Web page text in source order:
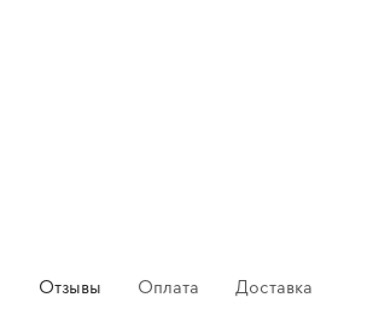
Отзывы Оплата Доставка